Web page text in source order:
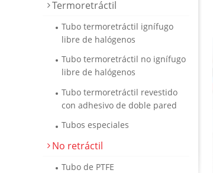
Termoretráctil
Tubo termoretráctil ignífugo
libre de halógenos
Tubo termoretráctil no ignífugo
libre de halógenos
Tubo termoretráctil revestido
con adhesivo de doble pared
Tubos especiales
No retráctil
Tubo de PTFE